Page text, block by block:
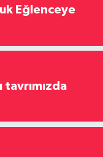
Eğlenceye